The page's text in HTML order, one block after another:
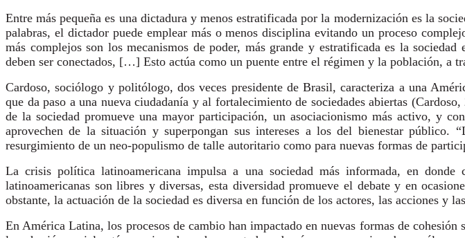
Entre más pequeña es una dictadura y menos estratificada por la modernización es la
palabras, el dictador puede emplear más o menos disciplina evitando un proceso
más complejos son los mecanismos de poder, más grande y estratificada es la
deben ser conectados, […] Esto actúa como un puente entre el régimen y la población, a
Cardoso, sociólogo y politólogo, dos veces presidente de Brasil, caracteriza a una
que da paso a una nueva ciudadanía y al fortalecimiento de sociedades abiertas
de la sociedad promueve una mayor participación, un asociacionismo más activo, y
aprovechen de la situación y superpongan sus intereses a los del bienestar
resurgimiento de un neo-populismo de talle autoritario como para nuevas formas de
La crisis política latinoamericana impulsa a una sociedad más informada, en
latinoamericanas son libres y diversas, esta diversidad promueve el debate y en
obstante, la actuación de la sociedad es diversa en función de los actores, las acciones y
En América Latina, los procesos de cambio han impactado en nuevas formas de